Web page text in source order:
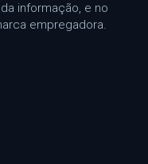
informação, e no
empregadora.